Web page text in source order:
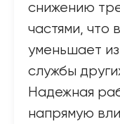
снижению
частями, что
уменьшает
службы
Надежная
напрямую